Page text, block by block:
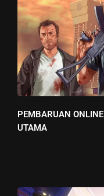
PEMBARUAN
UTAMA